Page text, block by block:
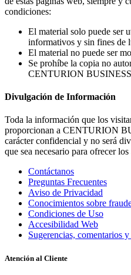
condiciones:
El material solo puede ser
informativos y sin fines de
El material no puede ser
Se prohíbe la copia no
CENTURION
Divulgación de Información
Toda la información que los
proporcionan a CENTURION
carácter confidencial y no será
que sea necesario para ofrecer
Contáctanos
Preguntas Frecuentes
Aviso de Privacidad
Conocimientos sobre
Condiciones de Uso
Accesibilidad Web
Sugerencias, comentarios
Atención al Cliente